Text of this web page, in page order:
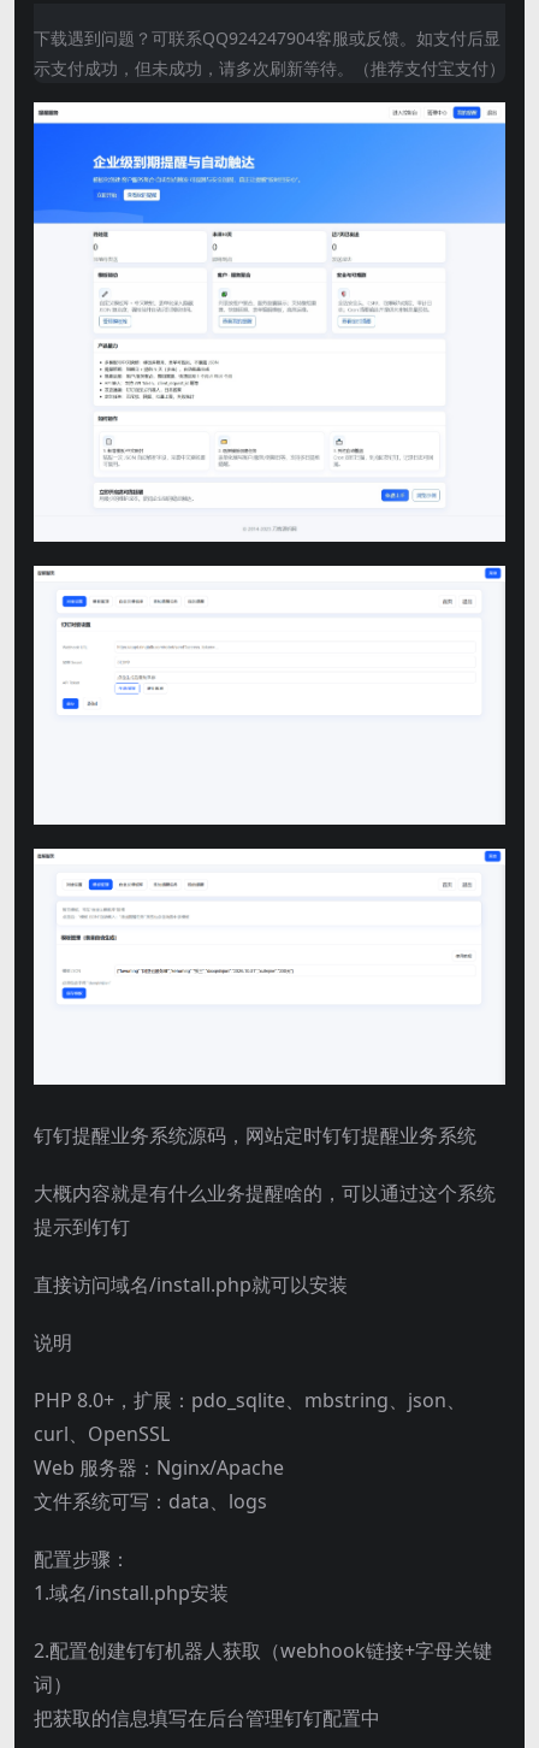
下载遇到问题？可联系QQ924247904客服或反馈。如支付后显
示支付成功，但未成功，请多次刷新等待。（推荐支付宝支付）
钉钉提醒业务系统源码，网站定时钉钉提醒业务系统
大概内容就是有什么业务提醒啥的，可以通过这个系统
提示到钉钉
直接访问域名/install.php就可以安装
说明
PHP 8.0+，扩展：pdo_sqlite、mbstring、json、
curl、OpenSSL
Web 服务器：Nginx/Apache
文件系统可写：data、logs
配置步骤：
1.域名/install.php安装
2.配置创建钉钉机器人获取（webhook链接+字母关键
词）
把获取的信息填写在后台管理钉钉配置中